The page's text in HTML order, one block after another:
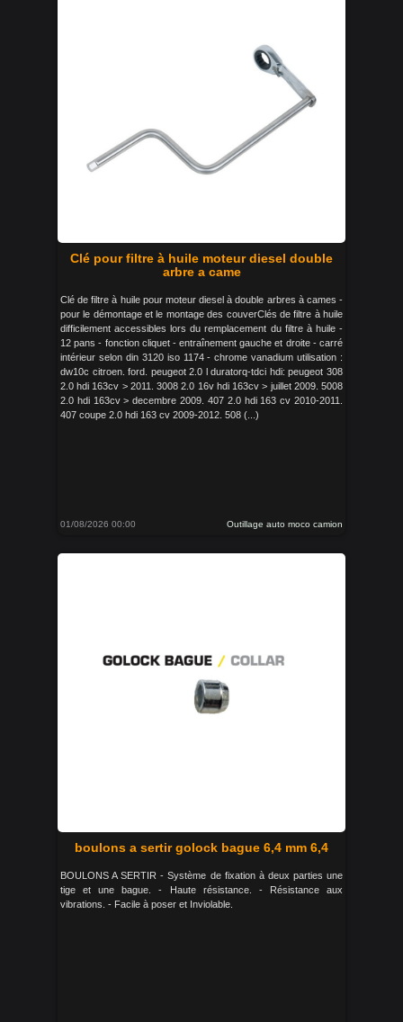
Clé pour filtre à huile moteur diesel double
arbre a came
Clé de filtre à huile pour moteur diesel à double arbres à cames -
pour le démontage et le montage des couverClés de filtre à huile
difficilement accessibles lors du remplacement du filtre à huile -
12 pans - fonction cliquet - entraînement gauche et droite - carré
intérieur selon din 3120 iso 1174 - chrome vanadium utilisation :
dw10c citroen. ford. peugeot 2.0 l duratorq-tdci hdi: peugeot 308
2.0 hdi 163cv > 2011. 3008 2.0 16v hdi 163cv > juillet 2009. 5008
2.0 hdi 163cv > decembre 2009. 407 2.0 hdi 163 cv 2010-2011.
407 coupe 2.0 hdi 163 cv 2009-2012. 508 (...)
01/08/2026 00:00 Outillage auto moco camion
boulons a sertir golock bague 6,4 mm 6,4
BOULONS A SERTIR - Système de fixation à deux parties une
tige et une bague. - Haute résistance. - Résistance aux
vibrations. - Facile à poser et Inviolable.